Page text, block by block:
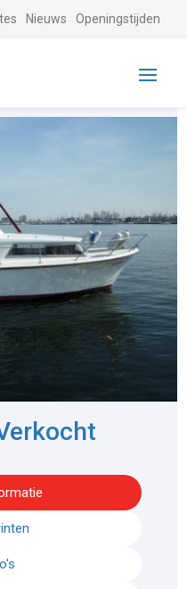
Nieuws Openingstijden